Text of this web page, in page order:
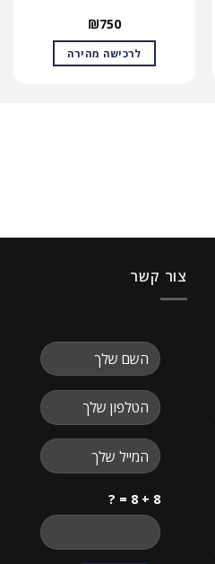
₪750
לרכישה מהירה
צור קשר
8 + 8 = ?